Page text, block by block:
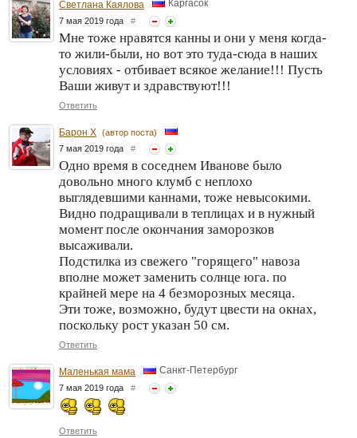
Светлана Каялова Каргасок
7 мая 2019 года #
Мне тоже нравятся канны и они у меня когда-
то жили-были, но вот это туда-сюда в наших
условиях - отбивает всякое желание!!! Пусть
Ваши живут и здравствуют!!!
Ответить
Барон Х (автор поста)
7 мая 2019 года #
Одно время в соседнем Иванове было
довольно много клумб с неплохо
выглядевшими каннами, тоже невысокими.
Видно подращивали в теплицах и в нужный
момент после окончания заморозков
высаживали.
Подстилка из свежего "горящего" навоза
вполне может заменить солнце юга. по
крайней мере на 4 безморозных месяца.
Эти тоже, возможно, будут цвести на окнах,
поскольку рост указан 50 см.
Ответить
Маленькая мама Санкт-Петербург
7 мая 2019 года #
Ответить